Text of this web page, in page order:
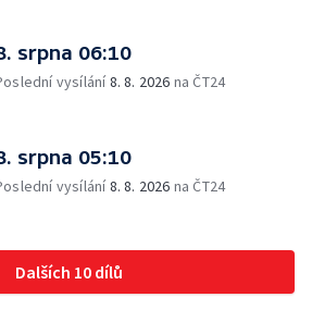
srpna 06:10
vysílání8. 8. 2026 na ČT24
srpna 05:10
vysílání8. 8. 2026 na ČT24
Dalších 10 dílů